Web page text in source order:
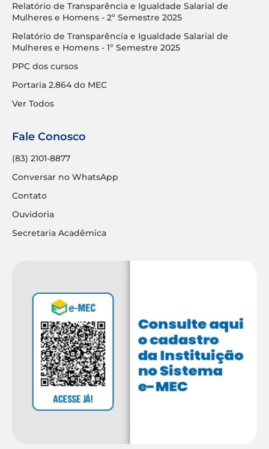
Relatório de Transparência e Igualdade Salarial de
Mulheres e Homens - 2º Semestre 2025
Relatório de Transparência e Igualdade Salarial de
Mulheres e Homens - 1º Semestre 2025
PPC dos cursos
Portaria 2.864 do MEC
Ver Todos
Fale Conosco
(83) 2101-8877
Conversar no WhatsApp
Contato
Ouvidoria
Secretaria Acadêmica